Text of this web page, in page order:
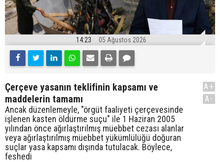
14:23 05 Ağustos 2026
Çerçeve yasanın teklifinin kapsamı ve
maddelerin tamamı
Ancak düzenlemeyle, "örgüt faaliyeti çerçevesinde
işlenen kasten öldürme suçu" ile 1 Haziran 2005
yılından önce ağırlaştırılmış müebbet cezası alanlar
veya ağırlaştırılmış müebbet yükümlülüğü doğuran
suçlar yasa kapsamı dışında tutulacak. Böylece,
feshedi
A+
A-